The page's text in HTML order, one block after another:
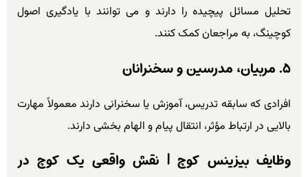
تحلیل مسائل پیچیده را دارند و می توانند با یادگیری اصول
کوچینگ، به مراجعان کمک کنند.
۵. مربیان، مدرسین و سخنرانان
افرادی که سابقه تدریس، آموزش یا سخنرانی دارند معمولاً مهارت
بالایی در ارتباط مؤثر، انتقال پیام و الهام بخشی دارند.
وظایف بیزینس کوچ | نقش واقعی یک کوچ در